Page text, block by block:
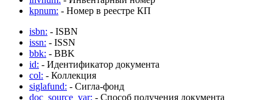
kpnum: - Номер в реестре КП
isbn: - ISBN
issn: - ISSN
bbk: - BBK
id: - Идентификатор документа
col: - Коллекция
siglafund: - Сигла-фонд
doc_source_var: - Способ получения документа